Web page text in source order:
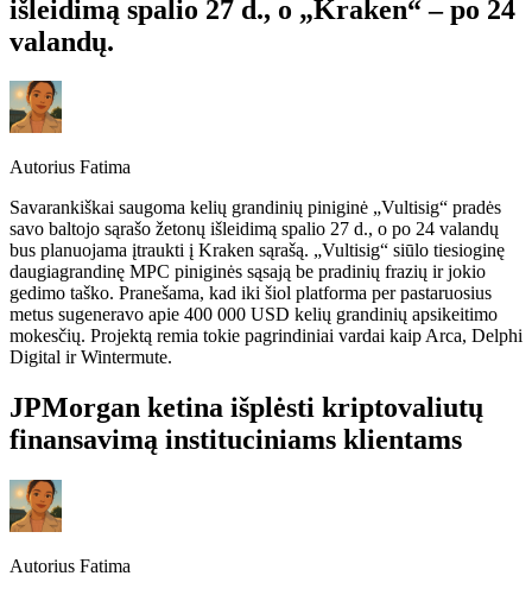
išleidimą spalio 27 d., o „Kraken“ – po 24
valandų.
Autorius Fatima
Savarankiškai saugoma kelių grandinių piniginė „Vultisig“ pradės
savo baltojo sąrašo žetonų išleidimą spalio 27 d., o po 24 valandų
bus planuojama įtraukti į Kraken sąrašą. „Vultisig“ siūlo tiesioginę
daugiagrandinę MPC piniginės sąsają be pradinių frazių ir jokio
gedimo taško. Pranešama, kad iki šiol platforma per pastaruosius
metus sugeneravo apie 400 000 USD kelių grandinių apsikeitimo
mokesčių. Projektą remia tokie pagrindiniai vardai kaip Arca, Delphi
Digital ir Wintermute.
JPMorgan ketina išplėsti kriptovaliutų
finansavimą instituciniams klientams
Autorius Fatima